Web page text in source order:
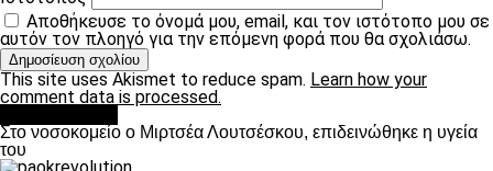
Αποθήκευσε το όνομά μου, email, και τον ιστότοπο μου σε
αυτόν τον πλοηγό για την επόμενη φορά που θα σχολιάσω.
This site uses Akismet to reduce spam. Learn how your
comment data is processed.
Στο νοσοκομείο ο Μιρτσέα Λουτσέσκου, επιδεινώθηκε η υγεία
του